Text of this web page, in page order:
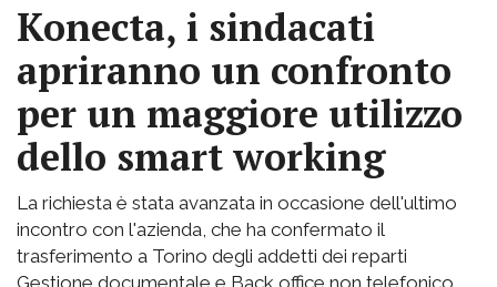
Konecta, i sindacati
apriranno un confronto
per un maggiore utilizzo
dello smart working
La richiesta è stata avanzata in occasione dell'ultimo
incontro con l'azienda, che ha confermato il
trasferimento a Torino degli addetti dei reparti
Gestione documentale e Back office non telefonico